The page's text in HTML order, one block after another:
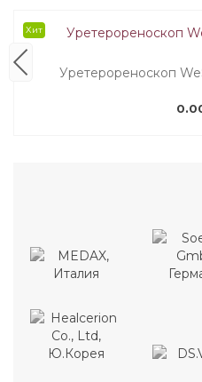
Хит
Уретерореноскоп